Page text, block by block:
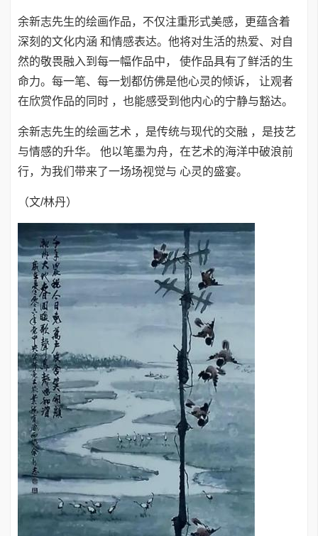
余新志先生的绘画作品，不仅注重形式美感，更蕴含着
深刻的文化内涵 和情感表达。他将对生活的热爱、对自
然的敬畏融入到每一幅作品中， 使作品具有了鲜活的生
命力。每一笔、每一划都仿佛是他心灵的倾诉， 让观者
在欣赏作品的同时 ，也能感受到他内心的宁静与豁达。
余新志先生的绘画艺术 ，是传统与现代的交融 ，是技艺
与情感的升华。 他以笔墨为舟，在艺术的海洋中破浪前
行，为我们带来了一场场视觉与 心灵的盛宴。
（文/林丹）